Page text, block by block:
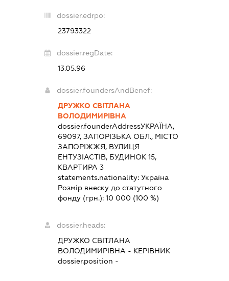
dossier.edrpo:
23793322
dossier.regDate:
13.05.96
dossier.foundersAndBenef:
ДРУЖКО СВІТЛАНА
ВОЛОДИМИРІВНА
dossier.founderAddressУКРАЇНА,
69097, ЗАПОРІЗЬКА ОБЛ., МІСТО
ЗАПОРІЖЖЯ, ВУЛИЦЯ
ЕНТУЗІАСТІВ, БУДИНОК 15,
КВАРТИРА 3
statements.nationality:Україна
Розмір внеску до статутного
фонду (грн.):10 000 (100 %)
dossier.heads:
ДРУЖКО СВІТЛАНА
ВОЛОДИМИРІВНА - КЕРІВНИК
dossier.position -